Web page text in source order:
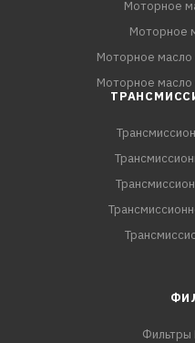
Моторное
Моторное
Моторное масло
Моторное масло
Фильтры